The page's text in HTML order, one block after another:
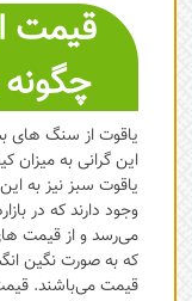
قیمت
یاقوت از سنگ های
این گرانی به میزان
یاقوت سبز نیز به
وجود دارند که در
می‌رسد و از قیمت
که به صورت نگین
قیمت می‌باشند.